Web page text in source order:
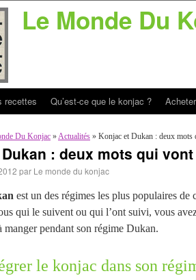
Le Monde Du
recettes Qu’est-ce que le konjac ?
Du Konjac »Actualités » Konjac et Dukan : deux mots
: deux mots qui
par Le monde du konjac
est un des régimes les plus populaires de
qui le suivent ou qui l’ont suivi, vous
manger pendant son régime Dukan.
le konjac dans son